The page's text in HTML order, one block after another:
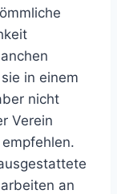
in einem
nicht
Verein
an